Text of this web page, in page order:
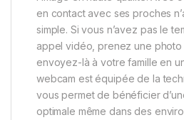
en contact avec ses proches
simple. Si vous n’avez pas le
appel vidéo, prenez une photo
envoyez-là à votre famille en
webcam est équipée de la
vous permet de bénéficier
optimale même dans des